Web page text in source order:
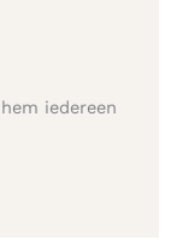
iedereen